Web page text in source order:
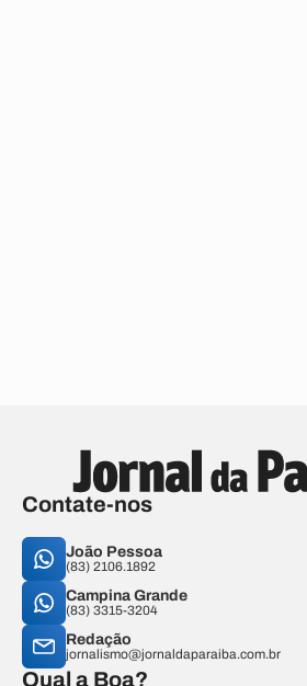
Contate-nos
João Pessoa
(83) 2106.1892
Campina Grande
(83) 3315-3204
Redação
jornalismo@jornaldaparaiba.com.br
Qual a Boa?